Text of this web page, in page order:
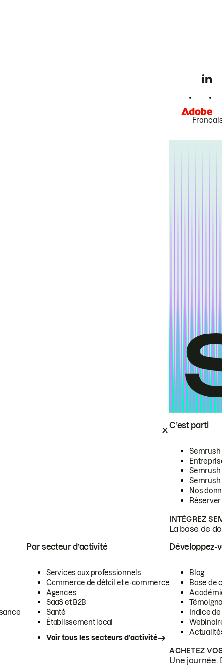
C’est parti
Semrush
Semrush
Semrush
Nos
INTÉGREZ
La base de
Par secteur d’activité
Services aux professionnels
Commerce de détail et e-commerce
Agences
SaaS et B2B
Santé
Établissement local
Voir tous les secteurs d’activité
Développez-
Blog
Base de
Indice
ACHETEZ
Une journée.